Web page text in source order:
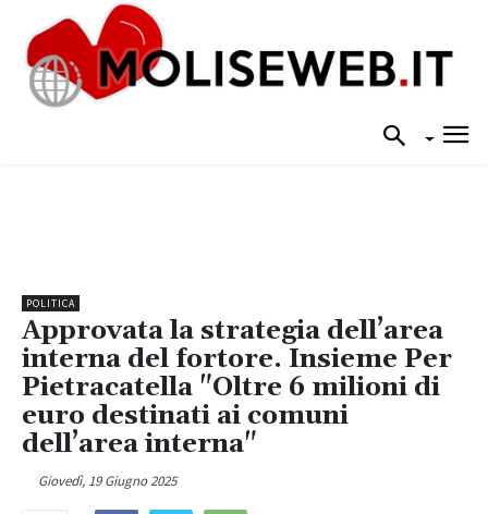
POLITICA
Approvata la strategia dell’area
interna del fortore. Insieme Per
Pietracatella "Oltre 6 milioni di
euro destinati ai comuni
dell’area interna"
Giovedì, 19 Giugno 2025